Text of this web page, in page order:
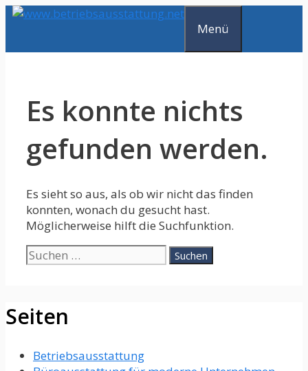
Zum
Menü
Es konnte nichts
gefunden werden.
Es sieht so aus, als ob wir nicht das finden
konnten, wonach du gesucht hast.
Möglicherweise hilft die Suchfunktion.
Suche
nach:
Seiten
Betriebsausstattung